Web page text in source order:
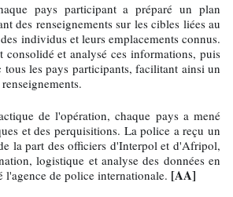
pays participant a préparé un plan
des renseignements sur les cibles liées au
individus et leurs emplacements connus.
et analysé ces informations, puis
tous les pays participants, facilitant ainsi un
de l'opération, chaque pays a mené
et des perquisitions. La police a reçu un
la part des officiers d'Interpol et d'Afripol,
logistique et analyse des données en
l'agence de police internationale. [AA]